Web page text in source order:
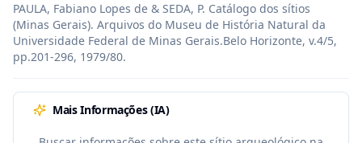
PAULA, Fabiano Lopes de & SEDA, P. Catálogo dos sítios
(Minas Gerais). Arquivos do Museu de História Natural da
Universidade Federal de Minas Gerais.Belo Horizonte, v.4/5,
pp.201-296, 1979/80.
Mais Informações (IA)